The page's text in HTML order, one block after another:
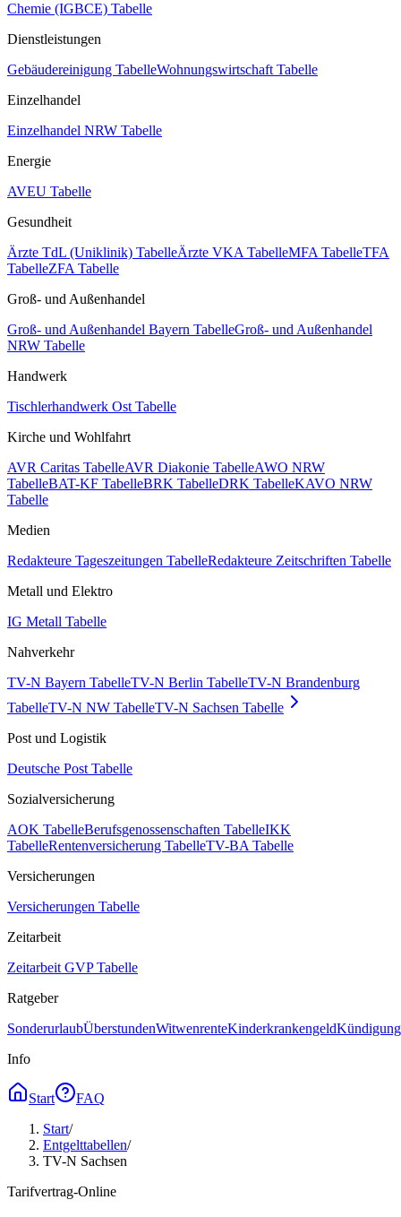
Chemie (IGBCE) Tabelle
Dienstleistungen
Gebäudereinigung TabelleWohnungswirtschaft Tabelle
Einzelhandel
Einzelhandel NRW Tabelle
Energie
AVEU Tabelle
Gesundheit
Ärzte TdL (Uniklinik) TabelleÄrzte VKA TabelleMFA TabelleTFA
TabelleZFA Tabelle
Groß- und Außenhandel
Groß- und Außenhandel Bayern TabelleGroß- und Außenhandel
NRW Tabelle
Handwerk
Tischlerhandwerk Ost Tabelle
Kirche und Wohlfahrt
AVR Caritas TabelleAVR Diakonie TabelleAWO NRW
TabelleBAT-KF TabelleBRK TabelleDRK TabelleKAVO NRW
Tabelle
Medien
Redakteure Tageszeitungen TabelleRedakteure Zeitschriften Tabelle
Metall und Elektro
IG Metall Tabelle
Nahverkehr
TV-N Bayern TabelleTV-N Berlin TabelleTV-N Brandenburg
TabelleTV-N NW TabelleTV-N Sachsen Tabelle
Post und Logistik
Deutsche Post Tabelle
Sozialversicherung
AOK TabelleBerufsgenossenschaften TabelleIKK
TabelleRentenversicherung TabelleTV-BA Tabelle
Versicherungen
Versicherungen Tabelle
Zeitarbeit
Zeitarbeit GVP Tabelle
Ratgeber
SonderurlaubÜberstundenWitwenrenteKinderkrankengeld
Info
Start
FAQ
Start/
Entgelttabellen/
TV-N Sachsen
Tarifvertrag-Online